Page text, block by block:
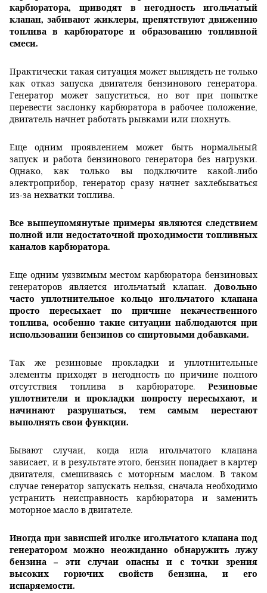
карбюратора, приводят в негодность игольчатый
клапан, забивают жиклеры, препятствуют движению
топлива в карбюраторе и образованию топливной
смеси.
Практически такая ситуация может выглядеть не только
как отказ запуска двигателя бензинового генератора.
Генератор может запуститься, но вот при попытке
перевести заслонку карбюратора в рабочее положение,
двигатель начнет работать рывками или глохнуть.
Еще одним проявлением может быть нормальный
запуск и работа бензинового генератора без нагрузки.
Однако, как только вы подключите какой-либо
электроприбор, генератор сразу начнет захлебываться
из-за нехватки топлива.
Все вышеупомянутые примеры являются следствием
полной или недостаточной проходимости топливных
каналов карбюратора.
Еще одним уязвимым местом карбюратора бензиновых
генераторов является игольчатый клапан. Довольно
часто уплотнительное кольцо игольчатого клапана
просто пересыхает по причине некачественного
топлива, особенно такие ситуации наблюдаются при
использовании бензинов со спиртовыми добавками.
Так же резиновые прокладки и уплотнительные
элементы приходят в негодность по причине полного
отсутствия топлива в карбюраторе. Резиновые
уплотнители и прокладки попросту пересыхают, и
начинают разрушаться, тем самым перестают
выполнять свои функции.
Бывают случаи, когда игла игольчатого клапана
зависает, и в результате этого, бензин попадает в картер
двигателя, смешиваясь с моторным маслом. В таком
случае генератор запускать нельзя, сначала необходимо
устранить неисправность карбюратора и заменить
моторное масло в двигателе.
Иногда при зависшей иголке игольчатого клапана под
генератором можно неожиданно обнаружить лужу
бензина – эти случаи опасны и с точки зрения
высоких горючих свойств бензина, и его
испаряемости.